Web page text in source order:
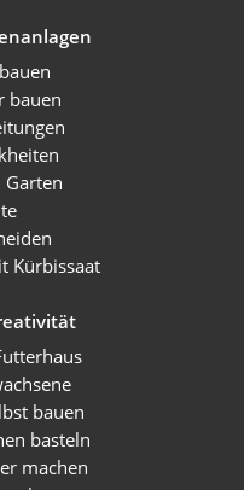
bauen
Garten
Kürbissaat
bauen
basteln
machen